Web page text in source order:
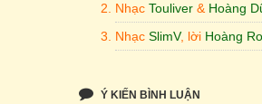
Nhạc Touliver & Hoàng
Nhạc SlimV, lời Hoàng
Ý KIẾN BÌNH LUẬN